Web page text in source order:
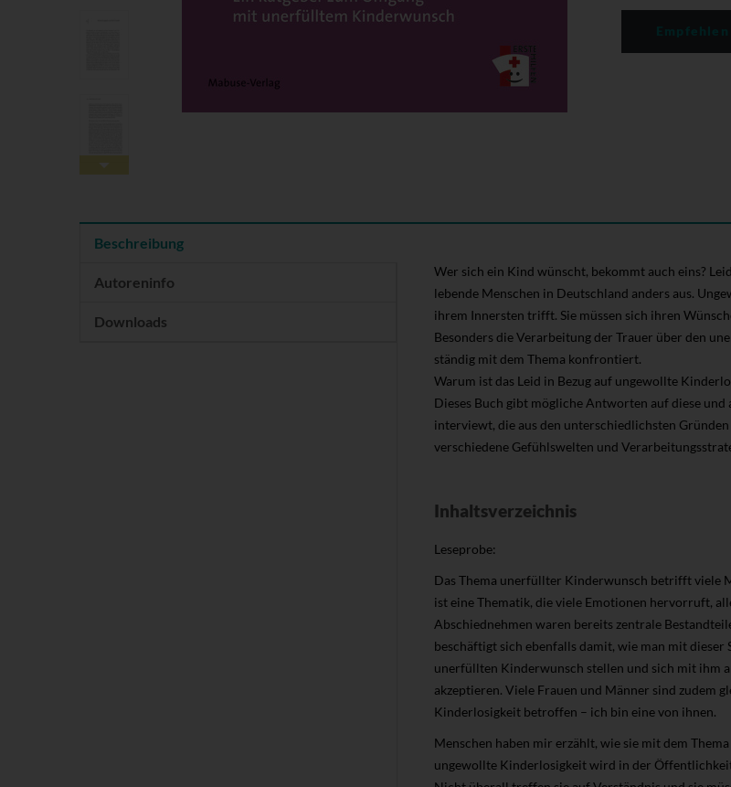
Beschreibung
Autoreninfo
Downloads
Wer sich ein Kind wünscht, bekommt auch eins?
lebende Menschen in Deutschland anders aus.
ihrem Innersten trifft. Sie müssen sich ihren
Besonders die Verarbeitung der Trauer über den
ständig mit dem Thema konfrontiert.
Warum ist das Leid in Bezug auf ungewollte
Dieses Buch gibt mögliche Antworten auf diese
interviewt, die aus den unterschiedlichsten
verschiedene Gefühlswelten und
Inhaltsverzeichnis
Leseprobe:
Das Thema unerfüllter Kinderwunsch betrifft viele
ist eine Thematik, die viele Emotionen hervorruft,
Abschiednehmen waren bereits zentrale
beschäftigt sich ebenfalls damit, wie man mit dieser
unerfüllten Kinderwunsch stellen und sich mit ihm
akzeptieren. Viele Frauen und Männer sind zudem
Kinderlosigkeit betroffen – ich bin eine von ihnen.
Menschen haben mir erzählt, wie sie mit dem
ungewollte Kinderlosigkeit wird in der